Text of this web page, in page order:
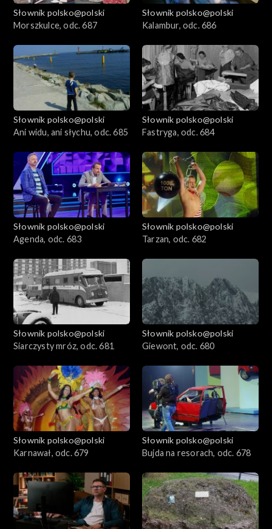
Słownik polsko@polski
Morszkulce, odc. 687
Słownik polsko@polski
Kalambur, odc. 686
Słownik polsko@polski
Ani widu, ani słychu, odc. 685
Słownik polsko@polski
Fastryga, odc. 684
Słownik polsko@polski
Agenda, odc. 683
Słownik polsko@polski
Tarzan, odc. 682
Słownik polsko@polski
Siarczysty mróz, odc. 681
Słownik polsko@polski
Giewont, odc. 680
Słownik polsko@polski
Karnawał, odc. 679
Słownik polsko@polski
Bujda na resorach, odc. 678